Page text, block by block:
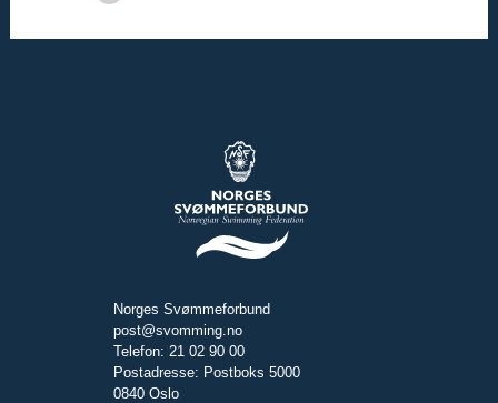
Norges Svømmeforbund
post@svomming.no
Telefon: 21 02 90 00
Postadresse: Postboks 5000
0840 Oslo